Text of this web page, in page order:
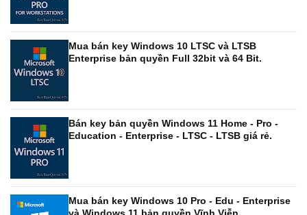
Mua bán key Windows 10 LTSC và LTSB
Enterprise bản quyền Full 32bit và 64 Bit.
Bán key bản quyền Windows 11 Home - Pro -
Education - Enterprise - LTSC - LTSB giá rẻ.
Mua bán key Windows 10 Pro - Edu - Enterprise